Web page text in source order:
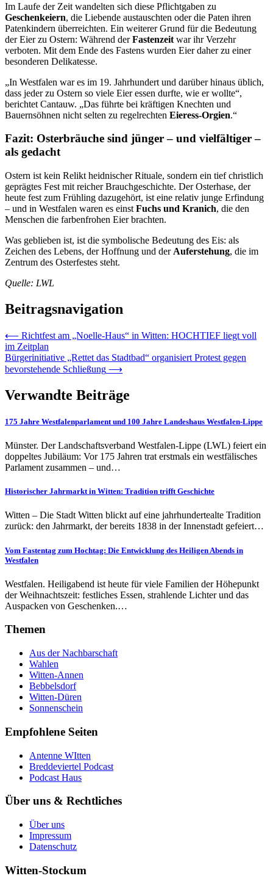
Im Laufe der Zeit wandelten sich diese Pflichtgaben zu
Geschenkeiern, die Liebende austauschten oder die Paten ihren
Patenkindern überreichten. Ein weiterer Grund für die Bedeutung
der Eier zu Ostern: Während derFastenzeit war ihr Verzehr
verboten. Mit dem Ende des Fastens wurden Eier daher zu einer
besonderen Delikatesse.
„In Westfalen war es im 19. Jahrhundert und darüber hinaus üblich,
dass jeder zu Ostern so viele Eier essen durfte, wie er wollte“,
berichtet Cantauw. „Das führte bei kräftigen Knechten und
Bauernsöhnen nicht selten zu regelrechten Eieress-Orgien.“
Fazit: Osterbräuche sind jünger – und vielfältiger –
als gedacht
Ostern ist kein Relikt heidnischer Rituale, sondern ein tief christlich
geprägtes Fest mit reicher Brauchgeschichte. Der Osterhase, der
heute fest zum Frühling dazugehört, ist eine relativ junge Erfindung
– und in Westfalen waren es einst Fuchs und Kranich, die den
Menschen die farbenfrohen Eier brachten.
Was geblieben ist, ist die symbolische Bedeutung des Eis: als
Zeichen des Lebens, der Hoffnung und der Auferstehung, die im
Zentrum des Osterfestes steht.
Quelle: LWL
Beitragsnavigation
⟵ Richtfest am „Noelle-Haus“ in Witten: HOCHTIEF liegt voll
im Zeitplan
Bürgerinitiative „Rettet das Stadtbad“ organisiert Protest gegen
bevorstehende Schließung ⟶
Verwandte Beiträge
175 Jahre Westfalenparlament und 100 Jahre Landeshaus Westfalen-Lippe
Münster. Der Landschaftsverband Westfalen-Lippe (LWL) feiert ein
doppeltes Jubiläum: Vor 175 Jahren trat erstmals ein westfälisches
Parlament zusammen – und…
Historischer Jahrmarkt in Witten: Tradition trifft Geschichte
Witten – Die Stadt Witten blickt auf eine jahrhundertealte Tradition
zurück: den Jahrmarkt, der bereits 1838 in der Innenstadt gefeiert…
Vom Fastentag zum Hochtag: Die Entwicklung des Heiligen Abends in
Westfalen
Westfalen. Heiligabend ist heute für viele Familien der Höhepunkt
der Weihnachtszeit: festliches Essen, strahlende Lichter und das
Auspacken von Geschenken.…
Themen
Aus der Nachbarschaft
Wahlen
Witten-Annen
Bebbelsdorf
Witten-Düren
Sonnenschein
Empfohlene Seiten
Antenne WItten
Breddeviertel Podcast
Podcast Haus
Über uns & Rechtliches
Über uns
Impressum
Datenschutz
Witten-Stockum